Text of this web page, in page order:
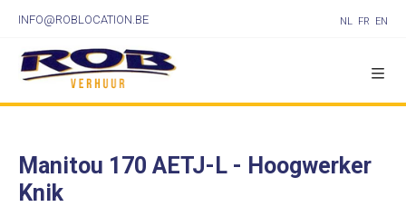
INFO@ROBLOCATION.BE NL FR EN
Manitou 170 AETJ-L - Hoogwerker
Knik